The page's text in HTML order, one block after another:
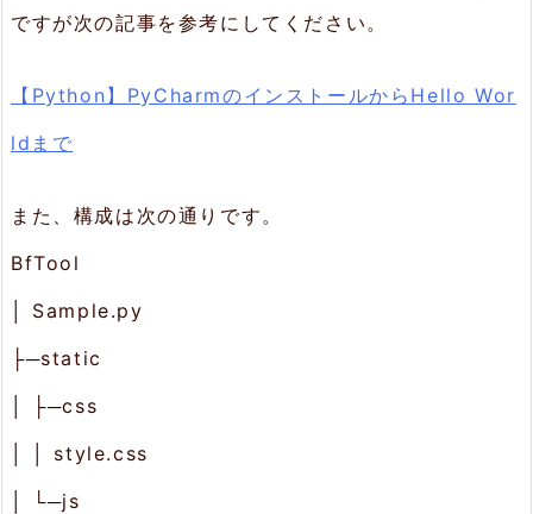
の
成
2.
ッ
ケ
ー
ジ
ですが次の記事を参考にしてください。
【Python】PyCharmのインストールからHello Wor
ldまで
また、構成は次の通りです。
BfTool
│ Sample.py
├─static
│ ├─css
│ │ style.css
│ └─js